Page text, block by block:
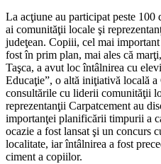
La acţiune au participat peste
ai comunităţii locale şi
judeţean. Copiii, cel mai
fost în prim plan, mai ales că
Taşca, a avut loc întâlnirea cu
Educaţie”, o altă iniţiativă locală a
consultările cu liderii comunităţii
reprezentanţii Carpatcement au
importanţei planificării timpurii a
ocazie a fost lansat şi un concurs
localitate, iar întâlnirea a fost
ciment a copiilor.